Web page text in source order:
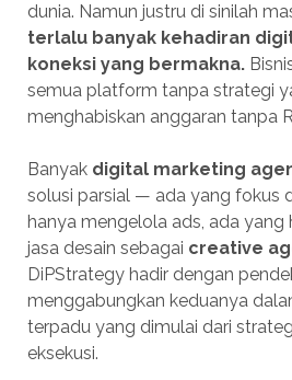
dunia. Namun justru di sinilah
terlalu banyak kehadiran
koneksi yang bermakna.
semua platform tanpa strategi
menghabiskan anggaran tanpa
Banyak digital marketing
solusi parsial — ada yang fokus
hanya mengelola ads, ada yang
jasa desain sebagai creative
DiPStrategy hadir dengan
menggabungkan keduanya
terpadu yang dimulai dari
eksekusi.